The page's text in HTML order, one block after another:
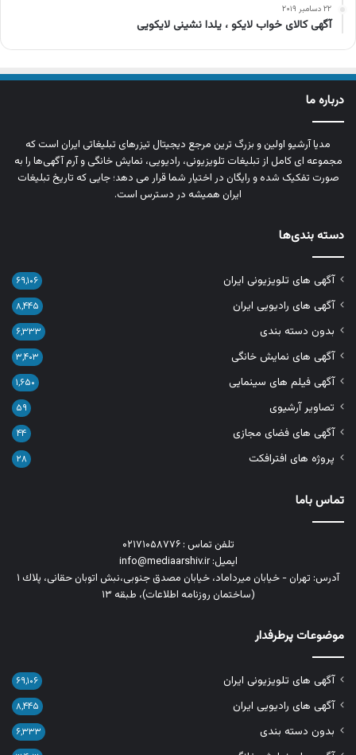
۲۲ دسامبر ۲۰۱۹
آگهی کالای خواب لایکو ، یلدا نشینی لایکویی
درباره ما
مدیا آرشیو اولین و بزرگ‌ ترین مرجع دیجیتال تیزرهای تبلیغاتی ایران است که
مجموعه‌ ای کامل از تبلیغات تلویزیونی، رادیویی، نمایش خانگی و آرم‌ آگهی‌ها را به‌
صورت تفکیک‌ شده و رایگان در اختیار شما قرار می‌ دهد؛ جایی که تاریخ تبلیغات
ایران همیشه در دسترس است.
دسته بندی‌ها
آگهی های تلویزیونی ایران ۶۹,۱۰۶
آگهی های رادیویی ایران ۸,۴۴۵
بدون دسته بندی ۶,۳۳۳
آگهی های نمایش خانگی ۳,۴۰۳
آگهی فیلم های سینمایی ۱,۶۵۰
تصاویر آرشیوی ۵۹
آگهی های فضای مجازی ۴۴
پروژه های افترافکت ۲۸
تماس باما
تلفن تماس : ۰۲۱۷۱۰۵۸۷۷۶
ایمیل: info@mediaarshiv.ir
آدرس: تهران - خیابان میرداماد، خیابان مصدق جنوبی،نبش اتوبان حقانی، پلاك ١
(ساختمان روزنامه اطلاعات)، طبقه ۱۳
موضوعات پرطرفدار
آگهی های تلویزیونی ایران ۶۹,۱۰۶
آگهی های رادیویی ایران ۸,۴۴۵
بدون دسته بندی ۶,۳۳۳